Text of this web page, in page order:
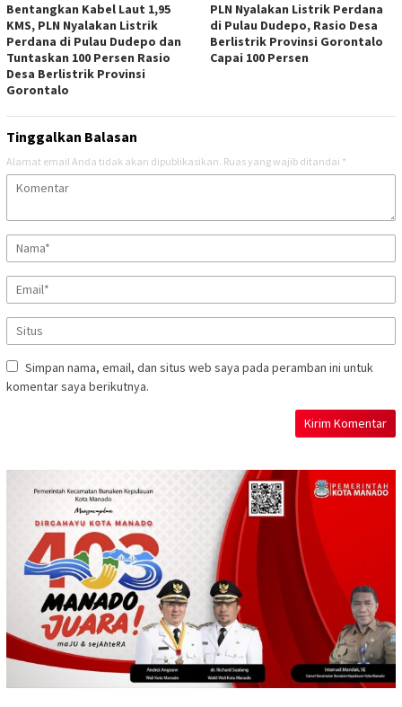
Bentangkan Kabel Laut 1,95
KMS, PLN Nyalakan Listrik
Perdana di Pulau Dudepo dan
Tuntaskan 100 Persen Rasio
Desa Berlistrik Provinsi
Gorontalo
PLN Nyalakan Listrik Perdana
di Pulau Dudepo, Rasio Desa
Berlistrik Provinsi Gorontalo
Capai 100 Persen
Tinggalkan Balasan
Alamat email Anda tidak akan dipublikasikan. Ruas yang wajib ditandai *
Simpan nama, email, dan situs web saya pada peramban ini untuk
komentar saya berikutnya.